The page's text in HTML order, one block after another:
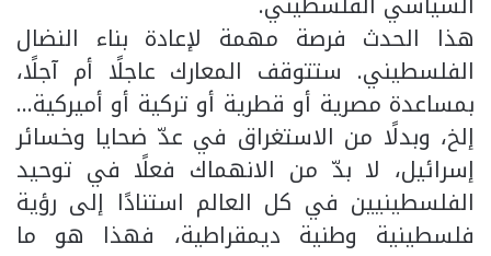
هذا الحدث فرصة مهمة لإعادة بناء النضال
الفلسطيني. ستتوقف المعارك عاجلًا أم آجلًا،
بمساعدة مصرية أو قطرية أو تركية أو أميركية…
إلخ، وبدلًا من الاستغراق في عدّ ضحايا وخسائر
إسرائيل، لا بدّ من الانهماك فعلًا في توحيد
الفلسطينيين في كل العالم استنادًا إلى رؤية
فلسطينية وطنية ديمقراطية، فهذا هو ما